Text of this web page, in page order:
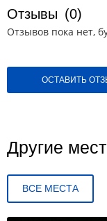
Отзывы (0)
Отзывов пока нет,
ОСТАВИТЬ
Другие
ВСЕ МЕСТА